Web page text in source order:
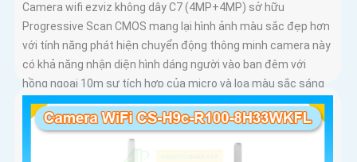
Camera wifi ezviz không dây C7 (4MP+4MP) sở hữu
Progressive Scan CMOS mang lại hình ảnh màu sắc đẹp hơn
với tính năng phát hiện chuyển động thông minh camera này
có khả năng nhận diện hình dáng người vào ban đêm với
hồng ngoại 10m sự tích hợp của micro và loa màu sắc sáng
đẹp 8.0 MP giúp phân biệt người một cách chính xác công
nghệ xử lý hình ảnh thiếu sáng cùng hồng ngoại Smart IR ban
đêm mang lại chất lượng ảnh rõ nét và sắc sảo